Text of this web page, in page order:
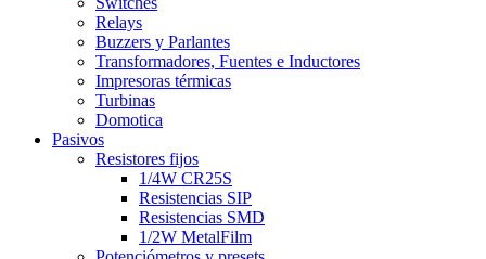
Relays
Buzzers y Parlantes
Transformadores, Fuentes e Inductores
Impresoras térmicas
Turbinas
Domotica
Pasivos
Resistores fijos
1/4W CR25S
Resistencias SIP
Resistencias SMD
1/2W MetalFilm